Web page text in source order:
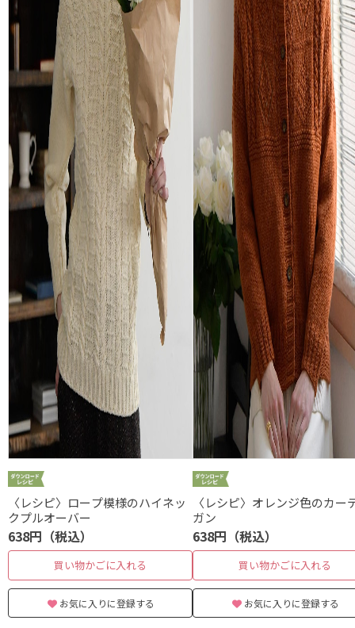
〈レシピ〉ロープ模様のハイネッ
クプルオーバー
638円（税込）
買い物かごに入れる
お気に入りに登録する
〈レシピ〉オレンジ色のカー
ガン
638円（税込）
買い物かごに入れる
お気に入りに登録する